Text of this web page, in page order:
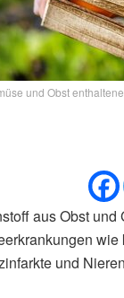
und Obst
aus Obst
und